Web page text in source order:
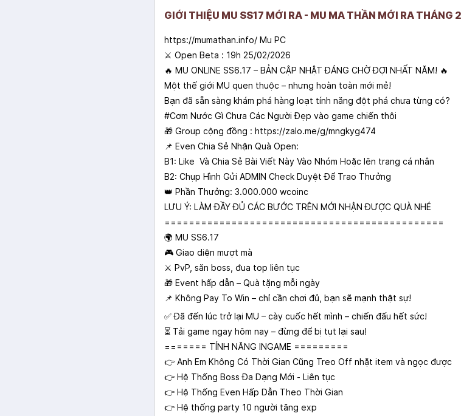
GIỚI THIỆU MU SS17 MỚI RA - MU MA THẦN MỚI RA
https://mumathan.info/ Mu PC
⚔ Open Beta : 19h 25/02/2026
🔥 MU ONLINE SS6.17 – BẢN CẬP NHẬT ĐÁNG CHỜ ĐỢI NHẤT NĂM! 🔥
Một thế giới MU quen thuộc – nhưng hoàn toàn mới mẻ!
Bạn đã sẵn sàng khám phá hàng loạt tính năng đột phá chưa từng có?
#Cơm Nước Gì Chưa Các Người Đẹp vào game chiến thôi
🎁 Group cộng đồng : https://zalo.me/g/mngkyg474
📌 Even Chia Sẻ Nhận Quà Open:
B1: Like Và Chia Sẻ Bài Viết Này Vào Nhóm Hoặc lên trang cá nhân
B2: Chụp Hình Gửi ADMIN Check Duyệt Để Trao Thưởng
👑 Phần Thưởng: 3.000.000 wcoinc
LƯU Ý: LÀM ĐẦY ĐỦ CÁC BƯỚC TRÊN MỚI NHẬN ĐƯỢC QUÀ NHÉ
==============================================
🌍 MU SS6.17
🎮 Giao diện mượt mà
⚔️ PvP, săn boss, đua top liên tục
🎁 Event hấp dẫn – Quà tặng mỗi ngày
📌 Không Pay To Win – chỉ cần chơi đủ, bạn sẽ mạnh thật sự!
✅ Đã đến lúc trở lại MU – cày cuốc hết mình – chiến đấu hết sức!
⏳ Tải game ngay hôm nay – đừng để bị tụt lại sau!
======= TÍNH NĂNG INGAME =========
👉 Anh Em Không Có Thời Gian Cũng Treo Off nhặt item và ngọc được
👉 Hệ Thống Boss Đa Dạng Mới - Liên tục
👉 Hệ Thống Even Hấp Dẫn Theo Thời Gian
👉 Hệ thống party 10 người tăng exp